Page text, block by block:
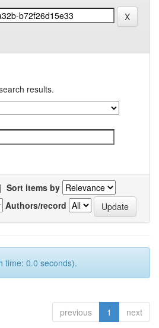
results.
| Sort items by
Authors/record
time: 0.0 seconds).
previous 1 next